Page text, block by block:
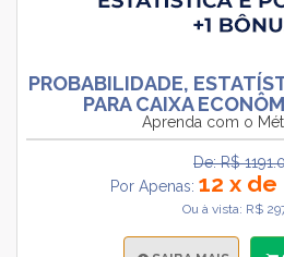
PROBABILIDADE,
PARA CAIXA
Aprenda com o
De: R$
Por Apenas: 12 x de
Ou à vista: R$